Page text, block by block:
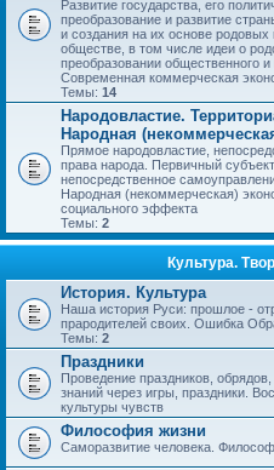
Развитие государства, его
преобразование и развитие
и создания на их основе
обществе, в том числе идеи о
преобразовании общественного и
Современная коммерческая
Темы: 14
Народовластие.
Народная
Прямое народовластие,
права народа. Первичный
непосредственное
Народная (некоммерческая)
социального эффекта
Темы: 2
Культура.
История. Культура
Наша история Руси: прошлое -
прародителей своих. Ошибка
Темы: 2
Праздники
Проведение праздников,
знаний через игры, праздники.
культуры чувств
Философия жизни
Саморазвитие человека.